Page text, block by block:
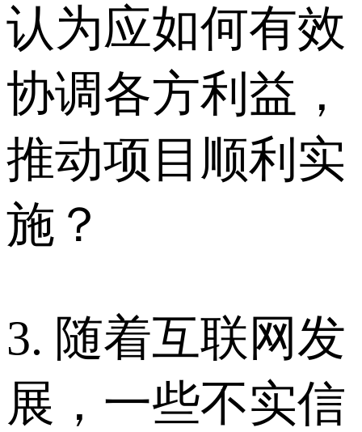
认为应如何有效
协调各方利益，
推动项目顺利实
施？
3. 随着互联网发
展，一些不实信